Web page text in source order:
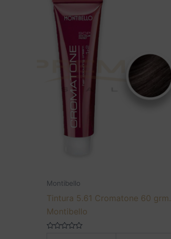
Montibello
Tintura 5.61 Cromatone 60 grm.
Montibello